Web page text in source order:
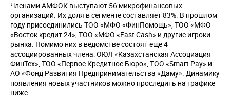
Членами АМФОК выступают 56 микрофинансовых
организаций. Их доля в сегменте составляет 83%. В прошлом
году присоединились ТОО «МФО «ФинПомощь», ТОО «МФО
«Восток кредит 24», ТОО «МФО «Fast Cash» и другие игроки
рынка. Помимо них в ведомстве состоят еще 4
ассоциированных члена: ОЮЛ «Казахстанская Ассоциация
ФинТех», ТОО «Первое Кредитное Бюро», ТОО «Smart Pay» и
АО «Фонд Развития Предпринимательства «Даму». Динамику
появления новых участников можно проследить на графике
ниже.